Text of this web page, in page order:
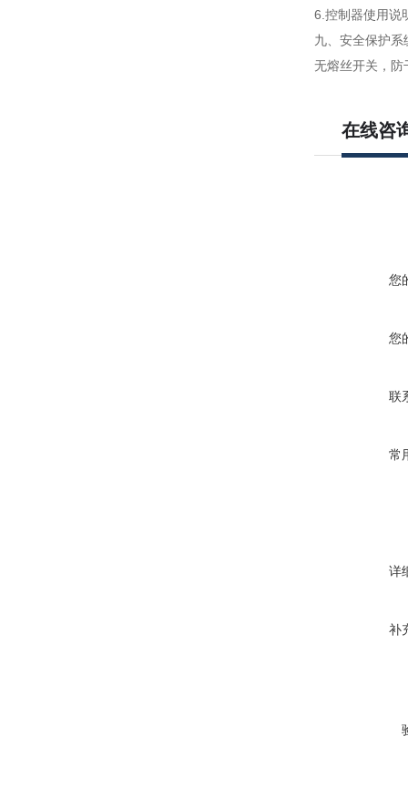
6.控制器使用说
九、 安全保护系
无熔丝开关，防
在线咨
您
您
联
常
详
补